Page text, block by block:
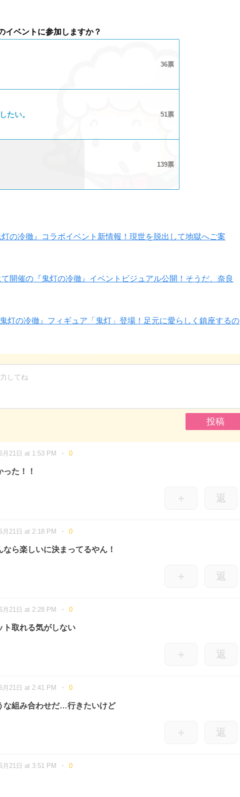
イベントに参加しますか？
36
たい。 51
139
の冷徹』コラボイベント新情報！現世を脱出して地獄へご案
開催の『鬼灯の冷徹』イベントビジュアル公開！そうだ、奈良
灯の冷徹』フィギュア「鬼灯」登場！足元に愛らしく鎮座するの
月21日 at 1:53 PM 0
た！！
＋ 返
月21日 at 2:18 PM 0
ら楽しいに決まってるやん！
＋ 返
月21日 at 2:28 PM 0
ト取れる気がしない
＋ 返
月21日 at 2:41 PM 0
な組み合わせだ…行きたいけど
＋ 返
月21日 at 3:51 PM 0